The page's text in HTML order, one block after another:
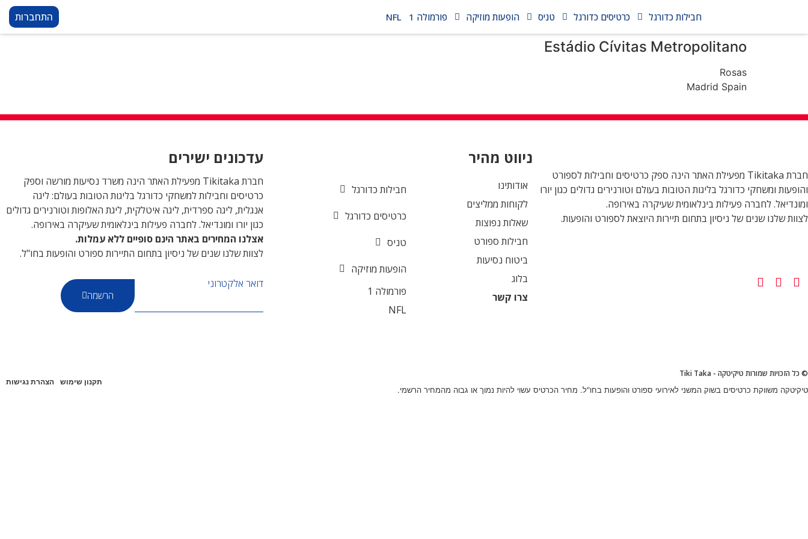
חבילות כדורגל כרטיסים כדורגל טניס הופעות מוזיקה פורמולה 1 NFL התחברות
Estádio Cívitas Metropolitano
Rosas
Madrid Spain
חברת Tikitaka מפעילת האתר הינה ספק כרטיסים וחבילות לספורט
והופעות ומשחקי כדורגל בליגות הטובות בעולם וטורנירים גדולים כגון יורו
ומונדיאל. לחברה פעילות בינלאומית שעיקרה באירופה.
לצוות שלנו שנים של ניסיון בתחום תיירות היוצאת לספורט והופעות.
ניווט מהיר
אודותינו
לקוחות ממליצים
שאלות נפוצות
חבילות ספורט
ביטוח נסיעות
בלוג
צרו קשר
חבילות כדורגל
כרטיסים כדורגל
טניס
הופעות מוזיקה
פורמולה 1
NFL
עדכונים ישירים
חברת Tikitaka מפעילת האתר הינה משרד נסיעות מורשה וספק
כרטיסים וחבילות למשחקי כדורגל בליגות הטובות בעולם: ליגה
אנגלית, ליגה ספרדית, ליגה איטלקית, ליגת האלופות וטורנירים גדולים
כגון יורו ומונדיאל. לחברה פעילות בינלאומית שעיקרה באירופה.
אצלנו המחירים באתר הינם סופיים ללא עמלות.
לצוות שלנו שנים של ניסיון בתחום התיירות ספורט והופעות בחו"ל.
דואר אלקטרוני
הרשמה
© כל הזכויות שמורות טיקיטקה - Tiki Taka
טיקיטקה משווקת כרטיסים בשוק המשני לאירועי ספורט והופעות בחו"ל. מחיר הכרטיס עשוי להיות נמוך או גבוה מהמחיר הרשמי.
תקנון שימוש הצהרת נגישות